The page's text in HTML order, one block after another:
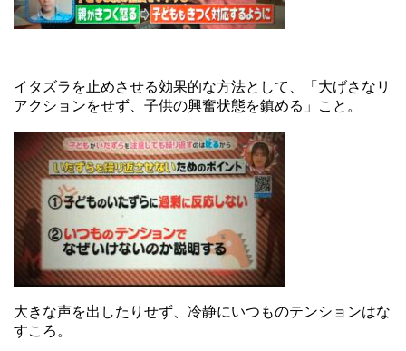
イタズラを止めさせる効果的な方法として、「大げさなリ
アクションをせず、子供の興奮状態を鎮める」こと。
大きな声を出したりせず、冷静にいつものテンションはな
すころ。